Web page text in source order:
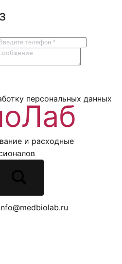
персональных данных
и расходные